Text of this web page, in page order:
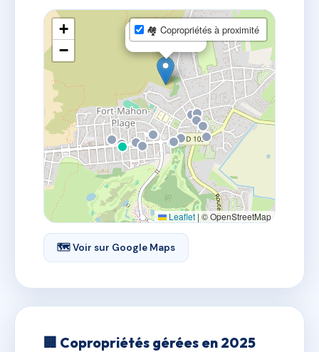
Nath'Immo
×
+
−
🏘 Copropriétés à proximité
Leaflet | © OpenStreetMap
🗺 Voir sur Google Maps
🏢 Copropriétés gérées en 2025